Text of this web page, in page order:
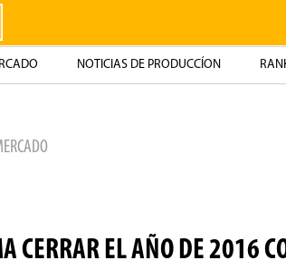
NOTICIAS DE PRODUCCÍON
CERRAR EL AÑO DE 2016